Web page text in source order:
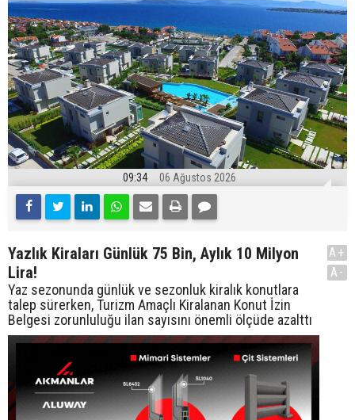
09:34 06 Ağustos 2026
Yazlık Kiraları Günlük 75 Bin, Aylık 10 Milyon
Lira!
Yaz sezonunda günlük ve sezonluk kiralık konutlara
talep sürerken, Turizm Amaçlı Kiralanan Konut İzin
Belgesi zorunluluğu ilan sayısını önemli ölçüde azalttı
A+
A-